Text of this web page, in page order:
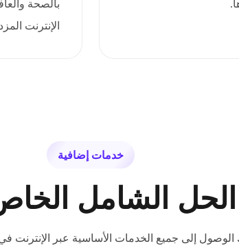
بالصحة
الإنترنت
خدمات إضافية
الحل الشامل
الوصول إلى جميع الخدمات الأساسية عبر الإنترنت